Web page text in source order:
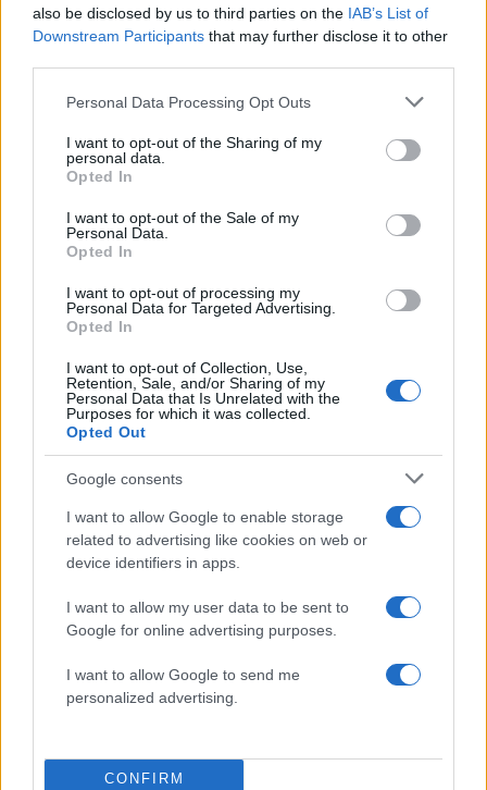
also be disclosed by us to third parties on the IAB’s List of
Downstream Participants that may further disclose it to other
Please note that this website/app uses one or more Google
not limited to your visit or usage behaviour. You may click to
grant or deny consent to Google and its third-party tags to
use your data for below specified purposes in below Google
consent section.
Personal Data Processing Opt Outs
I want to opt-out of the Sharing of my
personal data.
Opted In
I want to opt-out of the Sale of my
Personal Data.
Opted In
I want to opt-out of processing my
Personal Data for Targeted Advertising.
Opted In
I want to opt-out of Collection, Use,
Retention, Sale, and/or Sharing of my
Personal Data that Is Unrelated with the
Purposes for which it was collected.
Opted Out
Google consents
I want to allow Google to enable storage
related to advertising like cookies on web or
device identifiers in apps.
I want to allow my user data to be sent to
Google for online advertising purposes.
I want to allow Google to send me
personalized advertising.
CONFIRM
Ελένη Μενεγάκη: Καλοκαιρινές στιγμές στο
Φισκάρδο με τον Μάκη Παντζόπουλο – Το
βίντεο από το γεύμα τους
06.08.2026